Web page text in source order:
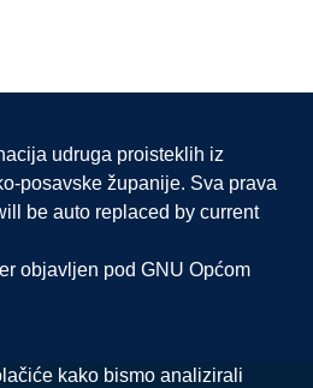
udruga proisteklih iz
posavske županije. Sva prava
be auto replaced by current
objavljen pod GNU Općom
kako bismo analizirali